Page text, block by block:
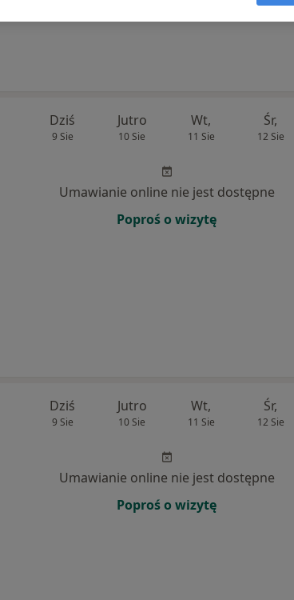
Dziś
9 Sie
Jutro
10 Sie
Wt,
11 Sie
Śr,
12 Sie
Umawianie online nie jest dostępne
Poproś o wizytę
Dziś
9 Sie
Jutro
10 Sie
Wt,
11 Sie
Śr,
12 Sie
Umawianie online nie jest dostępne
Poproś o wizytę